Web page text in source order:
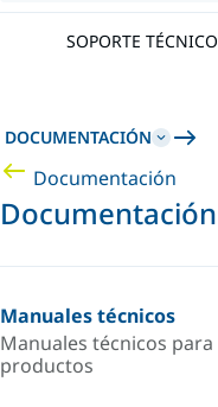
SOPORTE TÉCNICO
DOCUMENTACIÓN
Documentación
Documentación
Manuales técnicos
Manuales técnicos para
productos